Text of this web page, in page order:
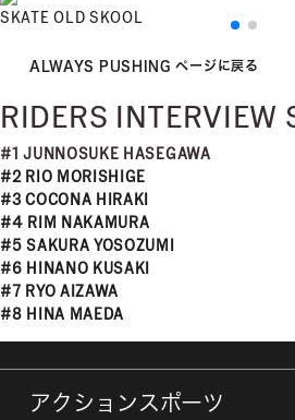
SKATE OLD SKOOL
ALWAYS PUSHING ページに戻る
RIDERS INTERVIEW
#1 JUNNOSUKE HASEGAWA
#2 RIO MORISHIGE
#3 COCONA HIRAKI
#4 RIM NAKAMURA
#5 SAKURA YOSOZUMI
#6 HINANO KUSAKI
#7 RYO AIZAWA
#8 HINA MAEDA
アクションスポーツ